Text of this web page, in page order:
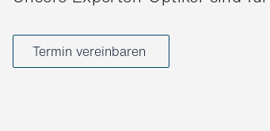
Termin vereinbaren